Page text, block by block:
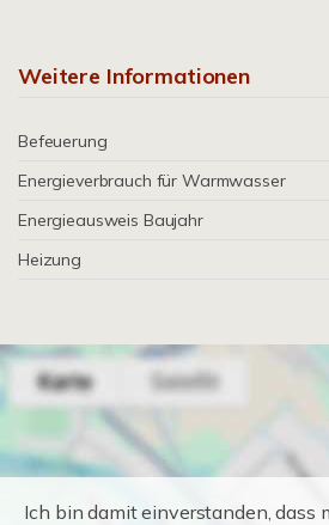
Weitere Informationen
Befeuerung
Energieverbrauch für Warmwasser
Energieausweis Baujahr
Heizung
Ich bin damit einverstanden, dass